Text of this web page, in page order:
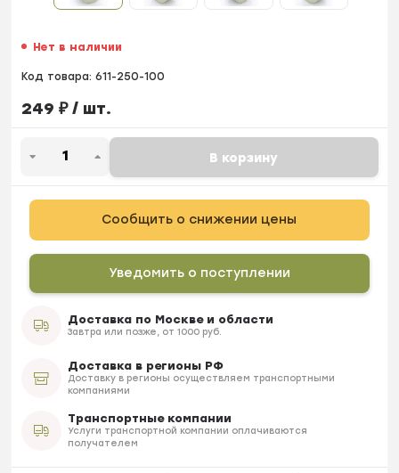
Нет в наличии
Код товара: 611-250-100
249 ₽/ шт.
В корзину
Сообщить о снижении цены
Уведомить о поступлении
Доставка по Москве и области
Завтра или позже, от 1000 руб.
Доставка в регионы РФ
Доставку в регионы осуществляем транспортными
компаниями
Транспортные компании
Услуги транспортной компании оплачиваются
получателем